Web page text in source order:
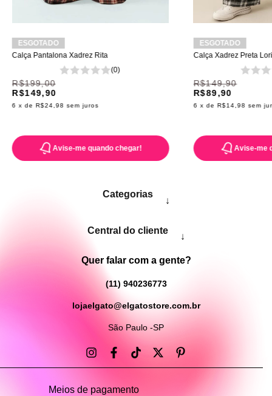
ESGOTADO
Calça Pantalona Xadrez Rita
(0)
R$199,00
R$149,90
6 x de R$24,98 sem juros
Avise-me quando chegar!
ESGOTADO
Calça Xadrez Preta
R$149,90
R$89,90
6 x de R$14,98 sem
Avise-me
Categorias
↓
Central do cliente
↓
Quer falar com a gente?
(11) 940236773
lojaelgato@elgatostore.com.br
São Paulo -SP
Meios de pagamento